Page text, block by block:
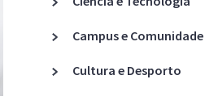
Acreditações A3ES
Campus e Comunidade
Cultura e Desporto